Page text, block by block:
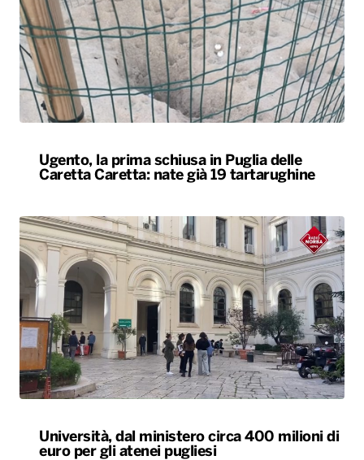
Ugento, la prima schiusa in Puglia delle
Caretta Caretta: nate già 19 tartarughine
Università, dal ministero circa 400 milioni di
euro per gli atenei pugliesi